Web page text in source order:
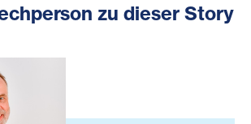
zu dieser Story